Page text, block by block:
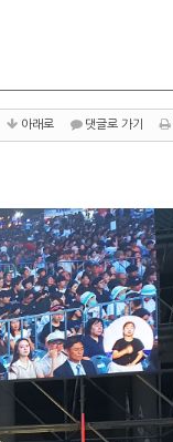
아래로 댓글로 가기